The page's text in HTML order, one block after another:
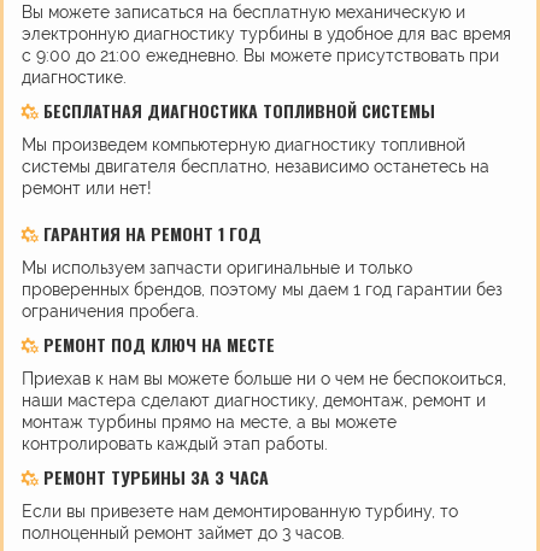
Вы можете записаться на бесплатную механическую и
электронную диагностику турбины в удобное для вас время
с 9:00 до 21:00 ежедневно. Вы можете присутствовать при
диагностике.
БЕСПЛАТНАЯ ДИАГНОСТИКА ТОПЛИВНОЙ СИСТЕМЫ
Мы произведем компьютерную диагностику топливной
системы двигателя бесплатно, независимо останетесь на
ремонт или нет!
ГАРАНТИЯ НА РЕМОНТ 1 ГОД
Мы используем запчасти оригинальные и только
проверенных брендов, поэтому мы даем 1 год гарантии без
ограничения пробега.
РЕМОНТ ПОД КЛЮЧ НА МЕСТЕ
Приехав к нам вы можете больше ни о чем не беспокоиться,
наши мастера сделают диагностику, демонтаж, ремонт и
монтаж турбины прямо на месте, а вы можете
контролировать каждый этап работы.
РЕМОНТ ТУРБИНЫ ЗА 3 ЧАСА
Если вы привезете нам демонтированную турбину, то
полноценный ремонт займет до 3 часов.